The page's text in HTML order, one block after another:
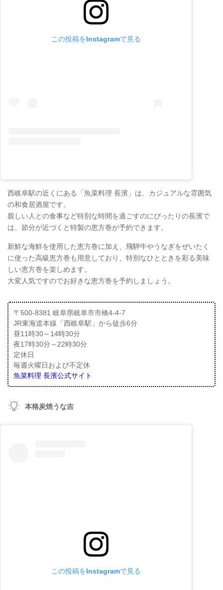
この投稿をInstagramで見る
西岐阜駅の近くにある「魚菜料理 長濱」は、カジュアルな雰囲気
の和食居酒屋です。
親しい人との食事など特別な時間を過ごすのにぴったりの長濱で
は、節分が近づくと特製の恵方巻が予約できます。
新鮮な海鮮を使用した恵方巻に加え、飛騨牛やうなぎをぜいたく
に使った高級恵方巻も用意しており、特別なひとときを彩る美味
しい恵方巻を楽しめます。
大変人気ですのでお好きな恵方巻を予約しましょう。
〒500-8381 岐阜県岐阜市市橋4-4-7
JR東海道本線「西岐阜駅」から徒歩6分
昼11時30～14時30分
夜17時30分～22時30分
定休日
毎週火曜日および不定休
魚菜料理 長濱公式サイト
本格炭焼うな吉
この投稿をInstagramで見る